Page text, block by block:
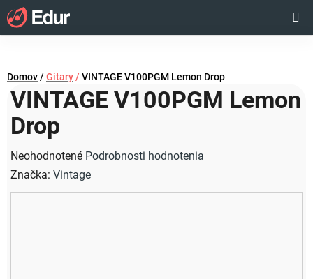
Prejsť
na
obsah
KOŠÍK
Domov/ Gitary / VINTAGE V100PGM Lemon Drop
VINTAGE V100PGM Lemon
Drop
Priemerné
hodnotenie
produktu
Neohodnotené Podrobnosti hodnotenia
Značka: Vintage